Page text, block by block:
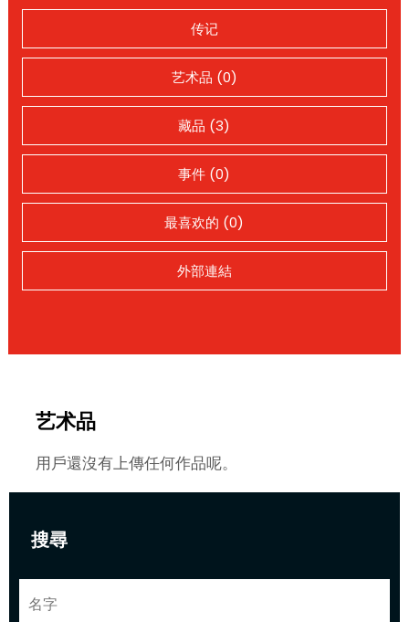
搜尋
传记
艺术品 (0)
藏品 (3)
事件 (0)
最喜欢的 (0)
外部連結
艺术品
用戶還沒有上傳任何作品呢。